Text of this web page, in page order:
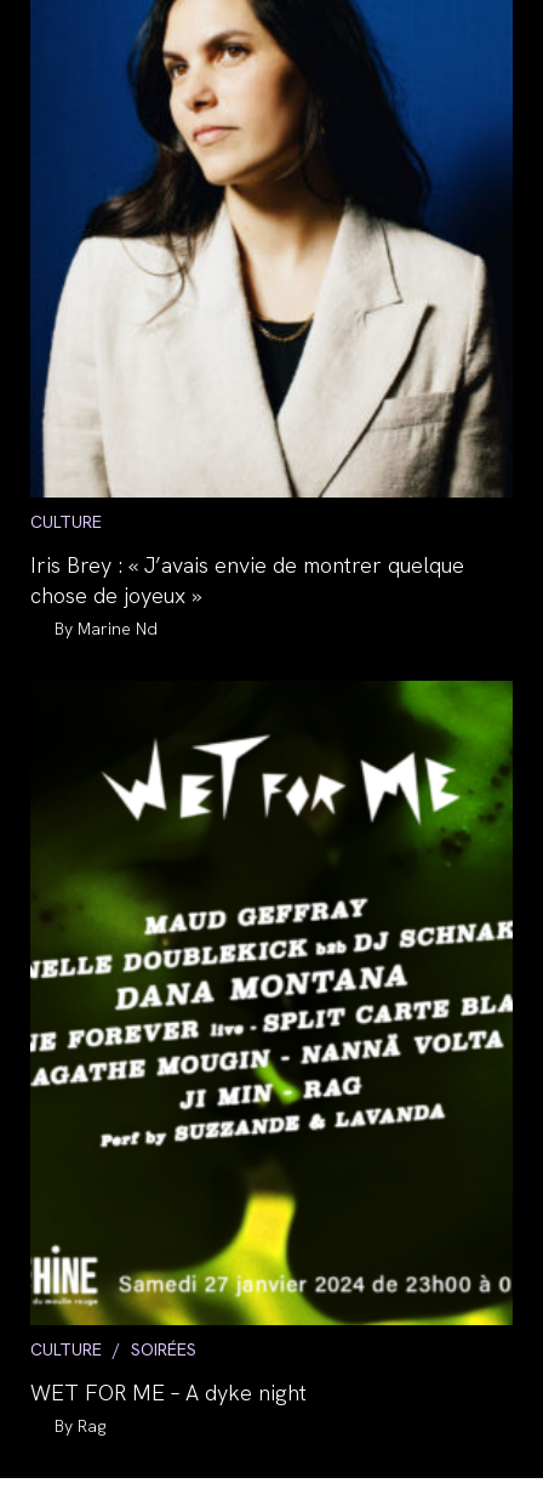
Post
CULTURE
Iris Brey : « J’avais envie de montrer quelque
chose de joyeux »
Auteur/autrice
Marine Nd
Post
CULTURE / SOIRÉES
WET FOR ME – A dyke night
Auteur/autrice
Rag